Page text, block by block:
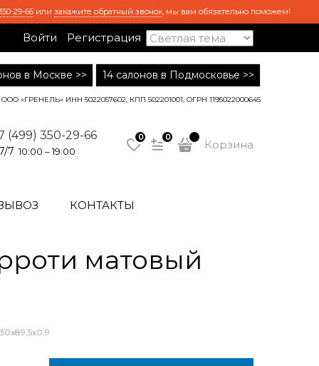
29-66 или закажите обратный звонок, мы вам обязательно поможем!
Войти Регистрация
в Москве >> 14 салонов в Подмосковье >>
ООО «ГРЕНЕЛЬ» ИНН 5022057602, КПП 502201001, ОГРН 1195022000645
(499) 350-29-66
7 10:00 – 19:00
0 0
Корзина
КОНТАКТЫ
матовый